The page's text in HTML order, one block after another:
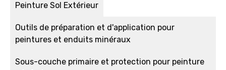
Peinture Sol Extérieur
Outils de préparation et d'application pour
peintures et enduits minéraux
Sous-couche primaire et protection pour peinture